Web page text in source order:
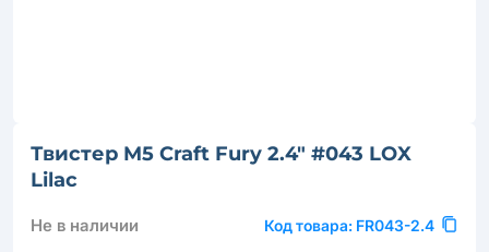
Твистер M5 Craft Fury 2.4" #043 LOX
Lilac
Не в наличии Код товара: FR043-2.4